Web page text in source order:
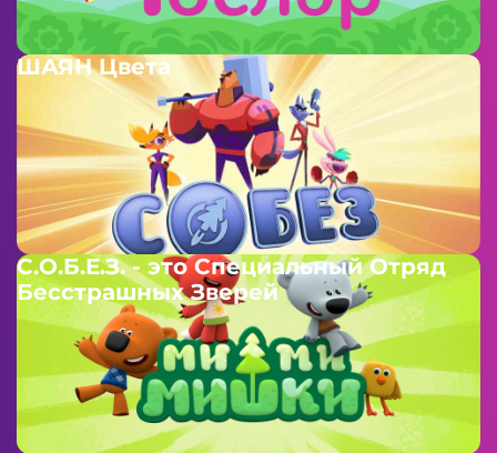
ШАЯН Цвета
С.О.Б.Е.З. - это Специальный Отряд
Бесстрашных Зверей